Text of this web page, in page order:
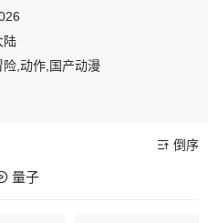
陆
险,动作,国产动漫
倒序
量子